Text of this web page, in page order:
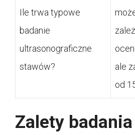
Ile trwa typowe
badanie
ultrasonograficzne
stawów?
ale
od
Zalety badania